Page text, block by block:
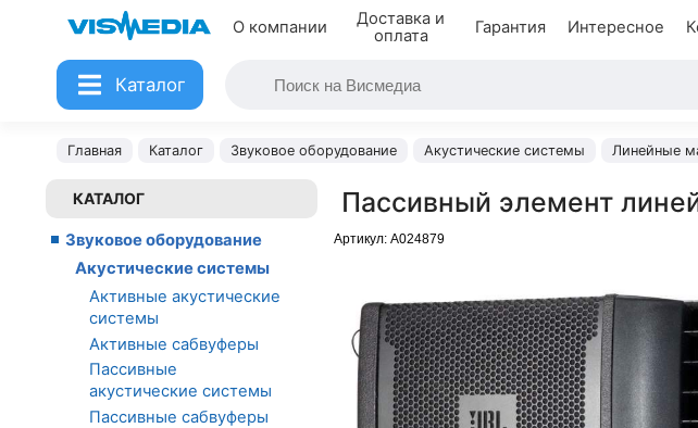
О компании
Доставка и
оплата
Гарантия Интересное
Каталог
Главная Каталог Звуковое оборудование Акустические системы Линейные
КАТАЛОГ
Звуковое оборудование
Акустические системы
Активные акустические
системы
Активные сабвуферы
Пассивные
акустические системы
Пассивные сабвуферы
Пассивный элемент
Артикул: A024879